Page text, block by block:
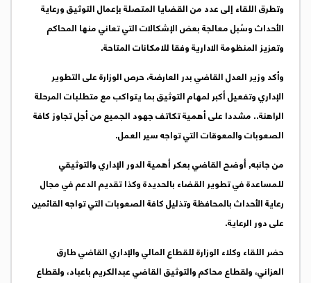
وتطرق اللقاء إلى عدد من القضايا المتصلة بإعمال التوثيق ورعاية
الأحداث وسُبل معالجة بعض الإشكالات التي تعاني منها المحاكم
وتعزيز المنظومة الادارية وفقا للامكانات المتاحة.
وأكد وزير العدل القاضي بدر العارضة، حرص الوزارة على التطوير
الإداري وتفعيل أكبر لمهام التوثيق بما يتواكب مع متطلبات المرحلة
الراهنة.. مشددا على أهمية تكاتف جهود الجميع من أجل تجاوز كافة
الصعوبات والمعوقات التي تواجه سير العمل.
من جانبه, أوضح القاضي بعكر أهمية الدور الإداري والتوثيقي
للمساعدة في تطوير القضاء بالحديدة وكذا تقديم الدعم في مجال
رعاية الأحداث بالمحافظة وتذليل كافة الصعوبات التي تواجه القائمين
على دور الرعاية.
حضر اللقاء وكلاء الوزارة للقطاع المالي والإداري القاضي طارق
العزاني، ولقطاع محاكم والتوثيق القاضي عبدالكريم باعباد، ولقطاع